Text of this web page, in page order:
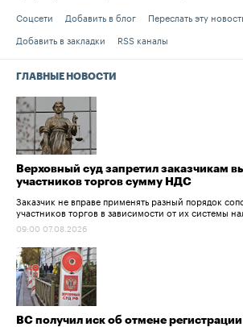
Соцсети Добавить в блог
Переслать эту
Добавить в закладки
RSS каналы
ГЛАВНЫЕ НОВОСТИ
Верховный суд запретил заказчикам
участников торгов сумму НДС
Заказчик не вправе применять разный порядок
участников торгов в зависимости от их системы
09:00 07.08.2026
ВС получил иск об отмене